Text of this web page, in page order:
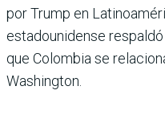
por Trump en
estadounidense
que Colombia se
Washington.